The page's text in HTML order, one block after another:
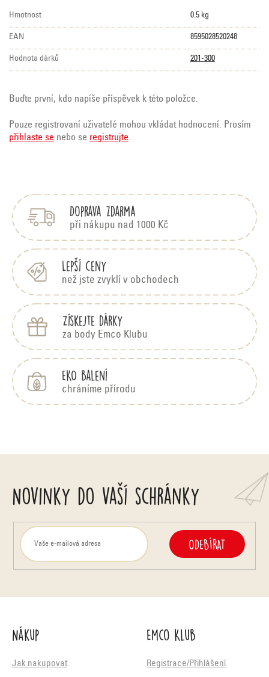
Hmotnost 0.5 kg
EAN 8595028520248
Hodnota dárků 201-300
Buďte první, kdo napíše příspěvek k této položce.
Pouze registrovaní uživatelé mohou vkládat hodnocení. Prosím
přihlaste se nebo se registrujte.
Doprava zdarma
při nákupu nad 1000 Kč
Lepší ceny
než jste zvyklí v obchodech
Získejte dárky
za body Emco Klubu
EKO balení
chráníme přírodu
Novinky do vaší schránky
ODEBÍRAT
Nákup
Jak nakupovat
Emco Klub
Registrace/Přihlášení